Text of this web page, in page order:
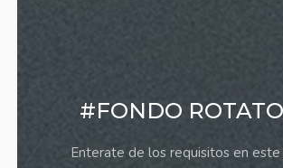
#HORARIOS DE
Enterate de los horarios disponibles